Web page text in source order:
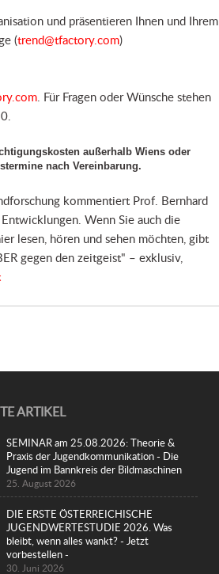
und präsentieren Ihnen und Ihrem
(trend@tfactory.com)
. Für Fragen oder Wünsche stehen
außerhalb Wiens oder
nach Vereinbarung.
kommentiert Prof. Bernhard
Wenn Sie auch die
lesen, hören und sehen möchten, gibt
gegen den zeitgeist" – exklusiv,
ARTIKEL
SEMINAR am 25.08.2026: Theorie &
Praxis der Jugendkommunikation - Die
Jugend im Bannkreis der Bildmaschinen
25. August 2026
DIE ERSTE ÖSTERREICHISCHE
JUGENDWERTESTUDIE 2026. Was
bleibt, wenn alles wankt? - Jetzt
vorbestellen -
30. Juni 2026